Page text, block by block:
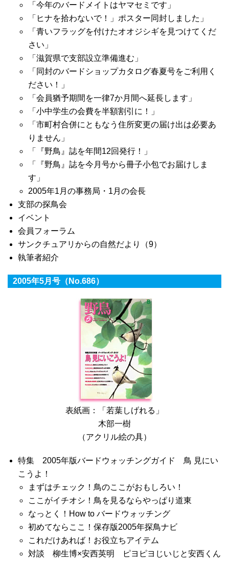
「今年のバードメイトはヤマセミです」
「ヒナを拾わないで！」ポスター同封しました」
「青いフラッグを付けたオオジシギを見つけてくだ
さい」
「滋賀県で支部設立準備進む」
「同封のバードショップカタログ春夏号をご利用く
ださい！」
「会員猶予期間を一律7か月間へ延長します」
「小中学生の会費を半額割引に！」
「市町村合併にともなう住所変更の届け出は必要あ
りません」
「『野鳥』誌を年間12回発行！」
「『野鳥』誌を今月号から冊子小包でお届けしま
す」
2005年1月の事務局・1月の会長
支部の探鳥会
イベント
会員フォーラム
サンクチュアリからの自然だより（9）
執筆者紹介
2005年5月号（No.686）
表紙画：「若葉しげれる」
木部一樹
（アクリル絵の具）
特集 2005年版バードウォッチングガイド 鳥 見にい
こうよ！
まずはチェック！鳥のここがおもしろい！
ここがイチオシ！鳥を見るならやっぱり道東
なっとく！How to バードウォッチング
初めてならここ！保存版2005年探鳥ナビ
これだけあれば！お役立ちアイテム
対談 柳生博×安西英明 ピヨピヨじいじと安西くん